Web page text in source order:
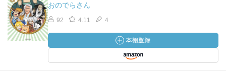
おのでらさん
92 4.11 4